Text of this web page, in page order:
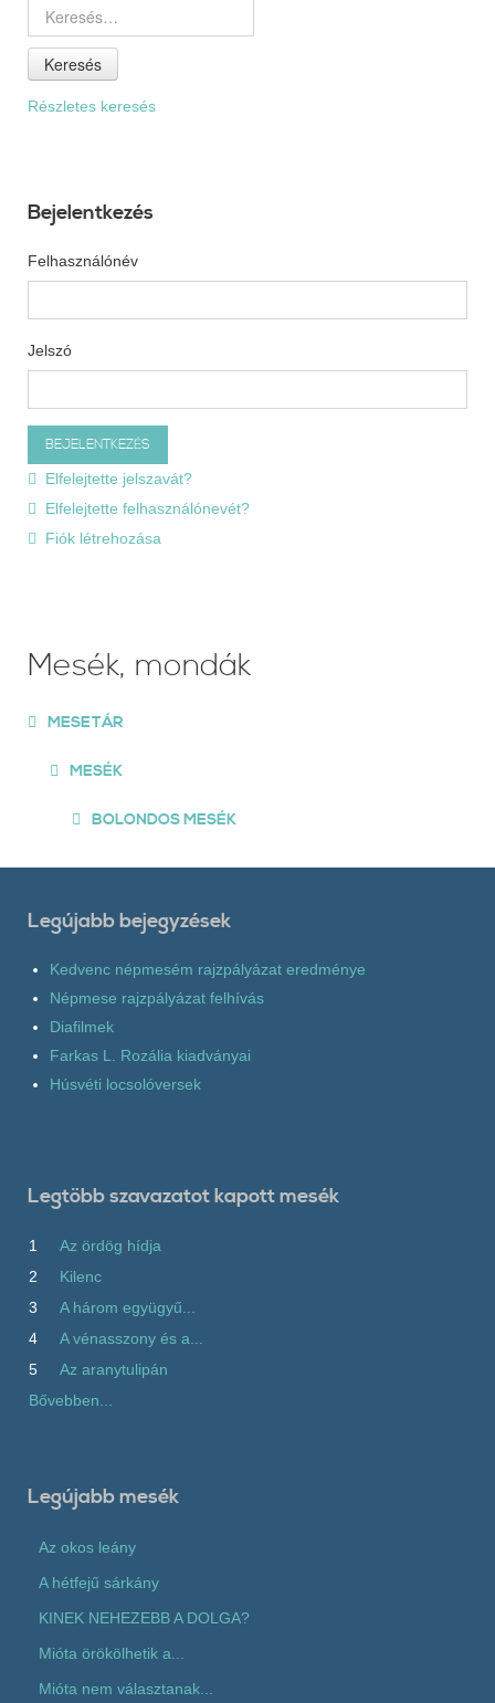
Keresés
Részletes keresés
Bejelentkezés
Felhasználónév
Jelszó
Elfelejtette jelszavát?
Elfelejtette felhasználónevét?
Fiók létrehozása
Mesék, mondák
MESETÁR
MESÉK
BOLONDOS MESÉK
Legújabb bejegyzések
Kedvenc népmesém rajzpályázat eredménye
Népmese rajzpályázat felhívás
Diafilmek
Farkas L. Rozália kiadványai
Húsvéti locsolóversek
Legtöbb szavazatot kapott mesék
1
Az ördög hídja
2
Kilenc
3
A három együgyű...
4
A vénasszony és a...
5
Az aranytulipán
Bővebben...
Legújabb mesék
Az okos leány
A hétfejű sárkány
KINEK NEHEZEBB A DOLGA?
Mióta örökölhetik a...
Mióta nem választanak...